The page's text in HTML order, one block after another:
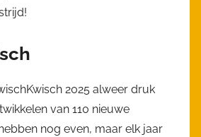
2025 alweer druk
van 110 nieuwe
nog even, maar elk jaar